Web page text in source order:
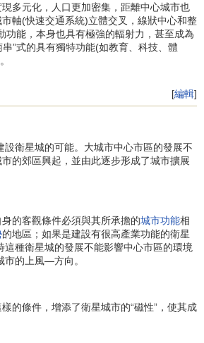
多元化，人口更加密集，距離中心城市也
軸(快速交通系統)立體交叉，線狀中心和整
功能，本身也具有極強的輻射力，甚至成為
”式的具有獨特功能(如教育、科技、體
[編輯]
衛星城的可能。大城市中心市區的發展不
的郊區興起，並由此逐步形成了城市擴展
的客觀條件必須與其所承擔的城市功能相
的地區；如果是建設有很高產業功能的衛星
種衛星城的發展不能影響中心市區的環境
市的上風—方向。
的條件，增添了衛星城市的“磁性”，使其成